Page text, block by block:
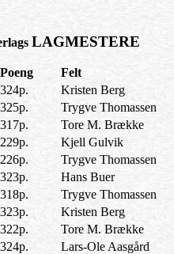
LAGMESTERE
Poeng Felt
324p. Kristen Berg
325p. Trygve Thomassen
317p. Tore M. Brække
229p. Kjell Gulvik
226p. Trygve Thomassen
323p. Hans Buer
318p. Trygve Thomassen
323p. Kristen Berg
322p. Tore M. Brække
324p. Lars-Ole Aasgård